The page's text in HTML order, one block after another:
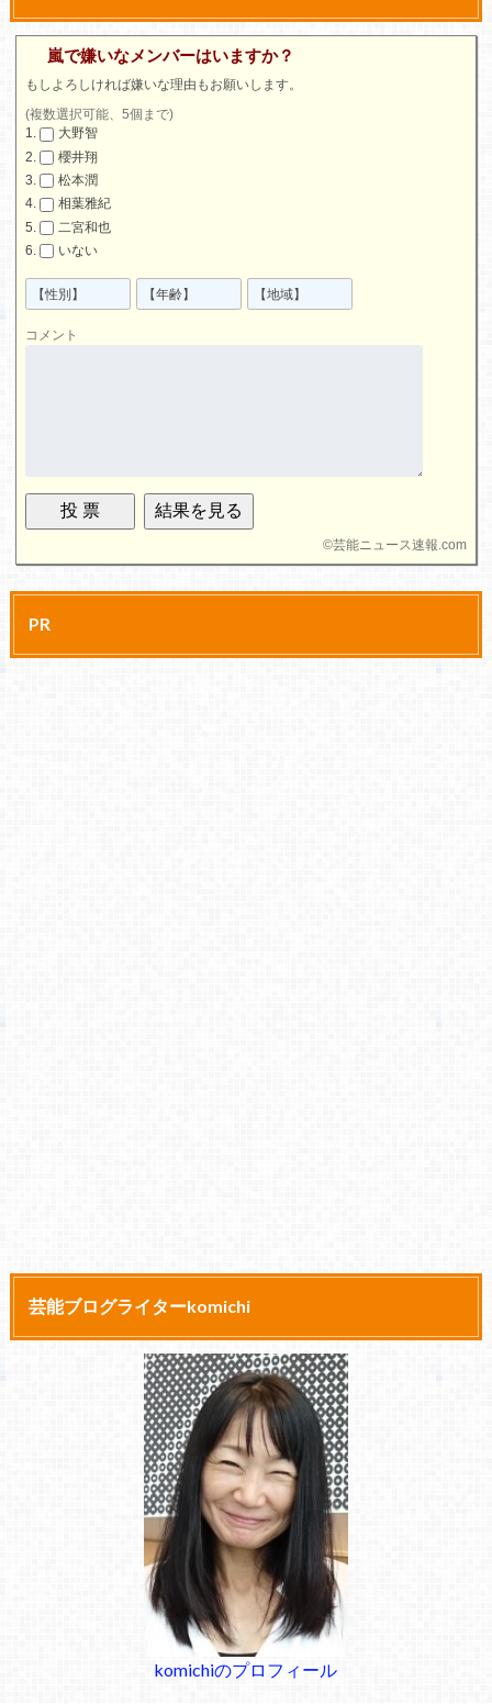
嵐で嫌いなメンバーはいますか？
もしよろしければ嫌いな理由もお願いします。
(複数選択可能、5個まで)
大野智
櫻井翔
松本潤
相葉雅紀
二宮和也
いない
コメント
©芸能ニュース速報.com
PR
芸能ブログライターkomichi
komichiのプロフィール